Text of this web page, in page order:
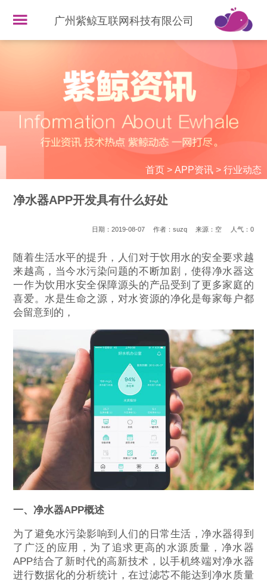
广州紫鲸互联网科技有限公司
首页> APP资讯> 行业动态
净水器APP开发具有什么好处
日期：2019-08-07 作者：suzq 来源：空 人气： 0
随着生活水平的提升，人们对于饮用水的安全要求越
来越高，当今水污染问题的不断加剧，使得净水器这
一作为饮用水安全保障源头的产品受到了更多家庭的
喜爱。水是生命之源，对水资源的净化是每家每户都
会留意到的，
一、净水器APP概述
为了避免水污染影响到人们的日常生活，净水器得到
了广泛的应用，为了追求更高的水源质量，净水器
APP结合了新时代的高新技术，以手机终端对净水器
进行数据化的分析统计，在过滤芯不能达到净水质量